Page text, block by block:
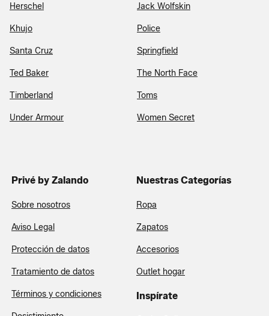
Herschel Jack Wolfskin
Khujo Police
Santa Cruz Springfield
Ted Baker The North Face
Timberland Toms
Under Armour Women Secret
Privé by Zalando
Sobre nosotros
Aviso Legal
Protección de datos
Tratamiento de datos
Términos y condiciones
Nuestras Categorías
Ropa
Zapatos
Accesorios
Outlet hogar
Inspírate